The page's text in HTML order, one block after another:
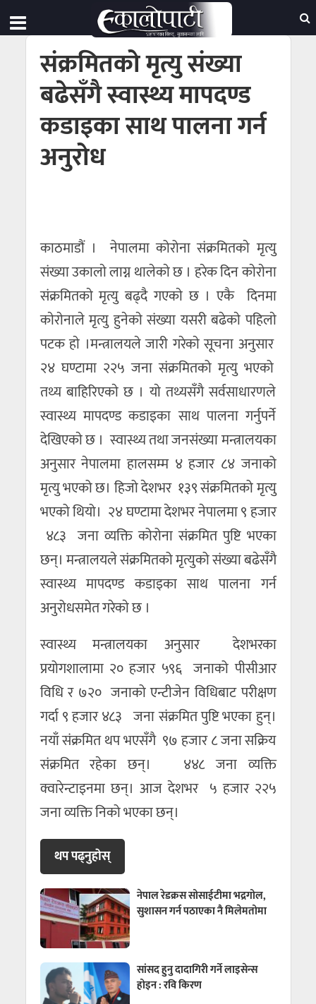
संक्रमितको मृत्यु संख्या
बढेसँगै स्वास्थ्य मापदण्ड
कडाइका साथ पालना गर्न
अनुरोध
काठमाडौं । नेपालमा कोरोना संक्रमितकाे मृत्यु
संख्या उकालाे लाग्न थालेकाे छ । हरेक दिन काेराेना
संक्रमितकाे मृत्यु बढ्दै गएकाे छ । एकै दिनमा
काेराेनाले मृत्यु हुनेकाे संख्या यसरी बढेकाे पहिलाे
पटक हाे ।मन्त्रालयले जारी गरेकाे सूचना अनुसार
२४ घण्टामा २२५ जना संक्रमितको मृत्यु भएको
तथ्य बाहिरिएकाे छ । याे तथ्यसँगै सर्वसाधारणले
स्वास्थ्य मापदण्ड कडाइका साथ पालना गर्नुपर्ने
देखिएकाे छ । स्वास्थ्य तथा जनसंख्या मन्त्रालयका
अनुसार नेपालमा हालसम्म ४ हजार ८४ जनाको
मृत्यु भएको छ। हिजो देशभर १३९ संक्रमितको मृत्यु
भएको थियो। २४ घण्टामा देशभर नेपालमा ९ हजार
४८३ जना व्यक्ति कोरोना संक्रमित पुष्टि भएका
छन्। मन्त्रालयले संक्रमितको मृत्युको संख्या बढेसँगै
स्वास्थ्य मापदण्ड कडाइका साथ पालना गर्न
अनुरोधसमेत गरेकाे छ ।
स्वास्थ्य मन्त्रालयका अनुसार देशभरका
प्रयोगशालामा २० हजार ५९६ जनाको पीसीआर
विधि र ७२० जनाको एन्टीजेन विधिबाट परीक्षण
गर्दा ९ हजार ४८३ जना संक्रमित पुष्टि भएका हुन्।
नयाँ संक्रमित थप भएसँगै ९७ हजार ८ जना सक्रिय
संक्रमित रहेका छन्। ४४८ जना व्यक्ति
क्वारेन्टाइनमा छन्। आज देशभर ५ हजार २२५
जना व्यक्ति निको भएका छन्।
थप पढ्नुहाेस्
नेपाल रेडक्रस सोसाईटीमा भद्रगोल,
सुशासन गर्न पठाएका नै मिलेमतोमा
सांसद हुनु दादागिरी गर्ने लाइसेन्स
होइन : रवि किरण